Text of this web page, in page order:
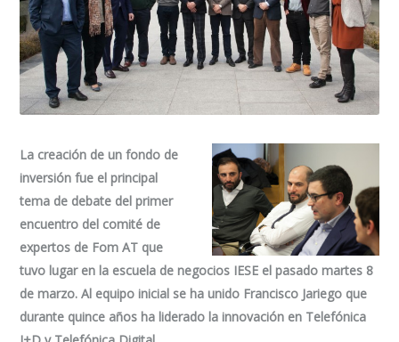
La creación de un fondo de
inversión fue el principal
tema de debate del primer
encuentro del comité de
expertos de Fom AT que
tuvo lugar en la escuela de negocios IESE el pasado martes 8
de marzo. Al equipo inicial se ha unido Francisco Jariego que
durante quince años ha liderado la innovación en Telefónica